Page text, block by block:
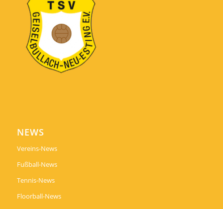
NEWS
Vereins-News
Fußball-News
Tennis-News
Floorball-News